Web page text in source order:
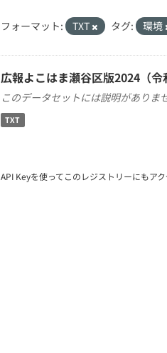
フォーマット: TXT タグ: 環境
広報よこはま瀬谷区版2024（
このデータセットには説明がありま
TXT
API Keyを使ってこのレジストリーにもア